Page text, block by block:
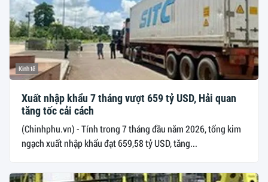
Kinh tế
Xuất nhập khẩu 7 tháng vượt 659 tỷ USD, Hải quan
tăng tốc cải cách
(Chinhphu.vn) - Tính trong 7 tháng đầu năm 2026, tổng kim
ngạch xuất nhập khẩu đạt 659,58 tỷ USD, tăng...